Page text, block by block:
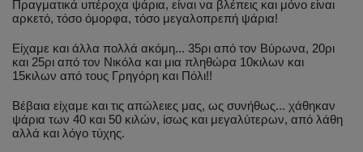
Πραγματικά υπέροχα ψάρια, είναι να βλέπεις και μόνο είναι
αρκετό, τόσο όμορφα, τόσο μεγαλοπρεπή ψάρια!
Είχαμε και άλλα πολλά ακόμη... 35ρι από τον Βύρωνα, 20ρι
και 25ρι από τον Νικόλα και μια πληθώρα 10κιλων και
15κιλων από τους Γρηγόρη και Πόλι!!
Βέβαια είχαμε και τις απώλειες μας, ως συνήθως... χάθηκαν
ψάρια των 40 και 50 κιλών, ίσως και μεγαλύτερων, από λάθη
αλλά και λόγο τύχης.